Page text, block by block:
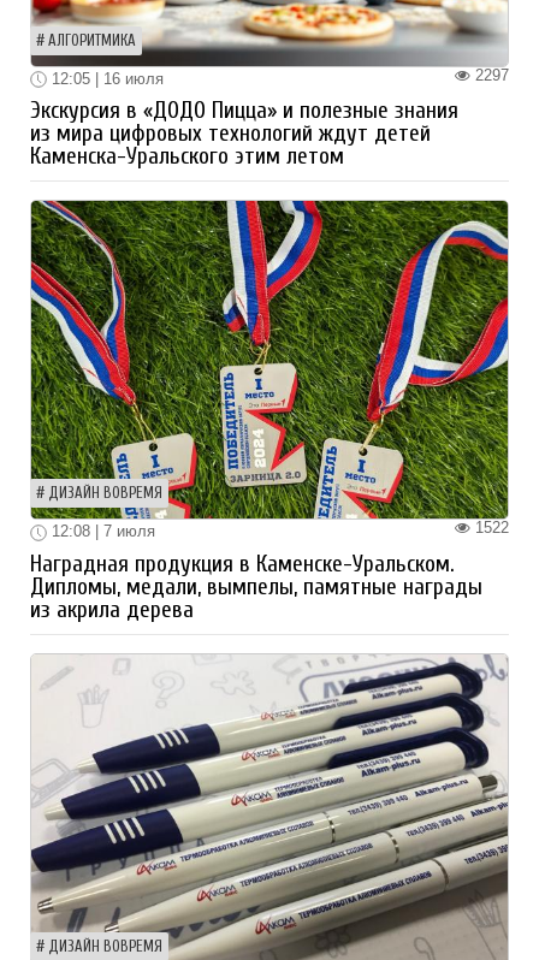
АЛГОРИТМИКА
2297
12:05 | 16 июля
Экскурсия в «ДОДО Пицца» и полезные знания
из мира цифровых технологий ждут детей
Каменска-Уральского этим летом
ДИЗАЙН ВОВРЕМЯ
1522
12:08 | 7 июля
Наградная продукция в Каменске-Уральском.
Дипломы, медали, вымпелы, памятные награды
из акрила дерева
ДИЗАЙН ВОВРЕМЯ